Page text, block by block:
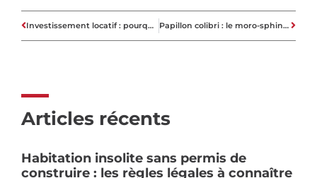
Investissement locatif : pourquoi prendre en compte les avis et conseils de ce site ? Papillon colibri : le moro-sphinx est-il bénéfique pour votre jardin ?
Articles récents
Habitation insolite sans permis de
construire : les règles légales à connaître